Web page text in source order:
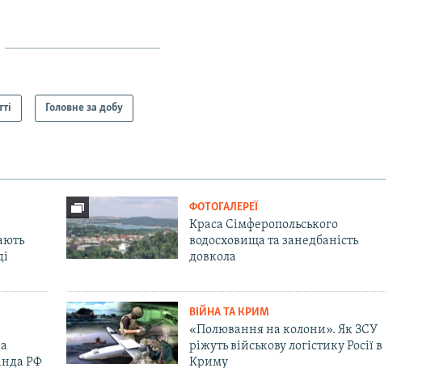
Головне за добу
ФОТОГАЛЕРЕЇ
Краса Сімферопольського
водосховища та занедбаність
довкола
РФ
ВІЙНА ТА КРИМ
«Полювання на колони». Як ЗСУ
ріжуть військову логістику Росії в
Криму